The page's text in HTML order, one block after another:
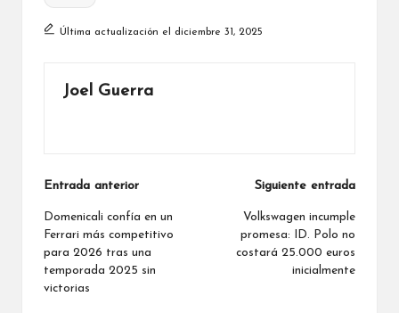
Última actualización el diciembre 31, 2025
Joel Guerra
Navegación
de
entradas
Entrada anterior
Domenicali confía en un
Ferrari más competitivo
para 2026 tras una
temporada 2025 sin
victorias
Siguiente entrada
Volkswagen incumple
promesa: ID. Polo no
costará 25.000 euros
inicialmente